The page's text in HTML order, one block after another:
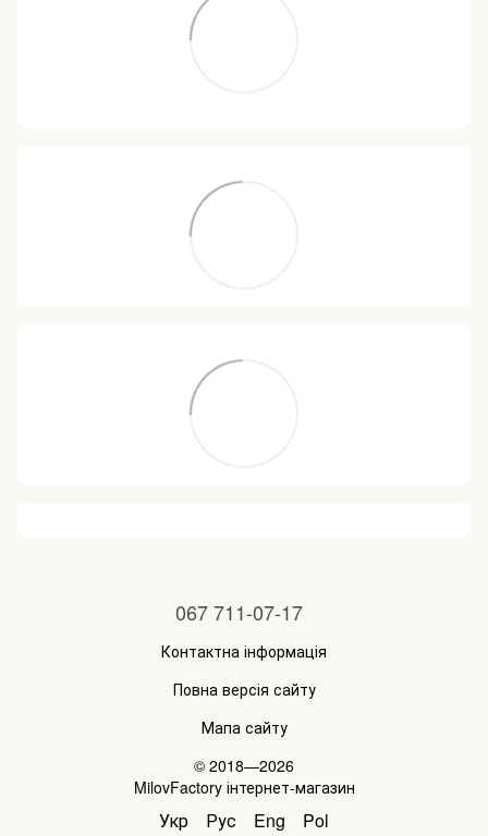
067 711-07-17
Контактна інформація
Повна версія сайту
Мапа сайту
© 2018—2026
MilovFactory інтернет-магазин
Укр Рус Eng Pol